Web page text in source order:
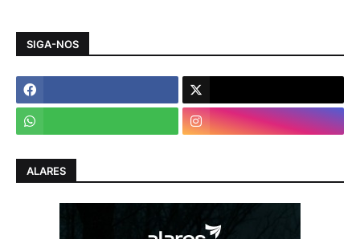
SIGA-NOS
ALARES